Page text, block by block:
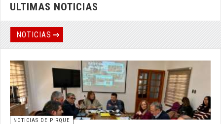
Impresionante video de Incendio
forestal 5 de agosto que afectó a San
ULTIMAS NOTICIAS
NOTICIAS
NOTICIAS DE PIRQUE